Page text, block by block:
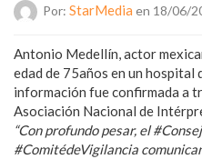
Por: StarMedia en 18/06/
Antonio Medellín, actor
edad de 75años en un hospital
información fue confirmada a
Asociación Nacional de
“Con profundo pesar, el#
#ComitédeVigilancia